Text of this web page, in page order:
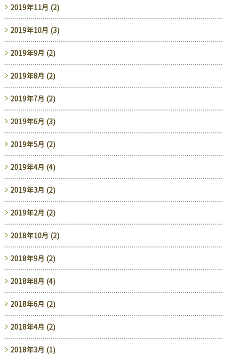
2019年11月 (2)
2019年10月 (3)
2019年9月 (2)
2019年8月 (2)
2019年7月 (2)
2019年6月 (3)
2019年5月 (2)
2019年4月 (4)
2019年3月 (2)
2019年2月 (2)
2018年10月 (2)
2018年9月 (2)
2018年8月 (4)
2018年6月 (2)
2018年4月 (2)
2018年3月 (1)